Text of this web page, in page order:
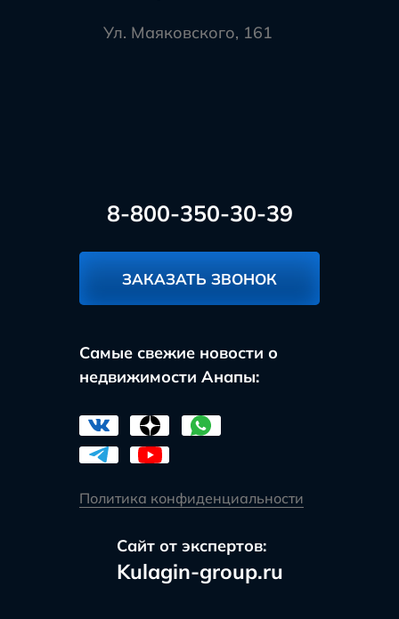
Ул. Маяковского, 161
8-800-350-30-39
ЗАКАЗАТЬ ЗВОНОК
Самые свежие новости о
недвижимости Анапы:
Политика конфиденциальности
Сайт от экспертов:
Kulagin-group.ru